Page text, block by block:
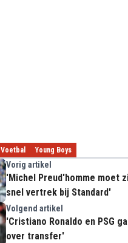
Voetbal Young Boys
Vorig artikel
'Michel Preud'homme moet
snel vertrek bij Standard'
Volgend artikel
'Cristiano Ronaldo en PSG
over transfer'